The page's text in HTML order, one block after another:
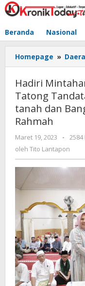
Lewati
ke
Beranda Nasional
Homepage »
Hadiri
Tatong
tanah dan
Rahmah
Maret 19, 2023
oleh
Tito
-
oleh Tito Lantapon